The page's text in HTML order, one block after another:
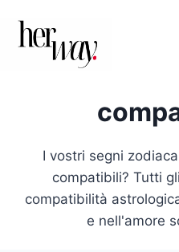
contenuto
I vostri segni
compatibili? Tutti
compatibilità
e nell'amore